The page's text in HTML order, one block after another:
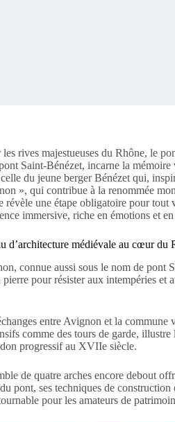
rives majestueuses du Rhône, le
Saint-Bénézet, incarne la mémoire
du jeune berger Bénézet qui,
», qui contribue à la renommée
une étape obligatoire pour
immersive, riche en émotions et
d’architecture médiévale au cœur du
connue aussi sous le nom de pont
pour résister aux intempéries et
entre Avignon et la
comme des tours de garde,
progressif au XVIIe siècle.
de quatre arches encore debout
pont, ses techniques de
pour les amateurs de